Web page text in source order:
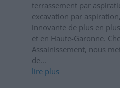
terrassement par
excavation par
innovante de plus en
et en Haute-Garonne.
Assainissement, nous
de...
lire plus